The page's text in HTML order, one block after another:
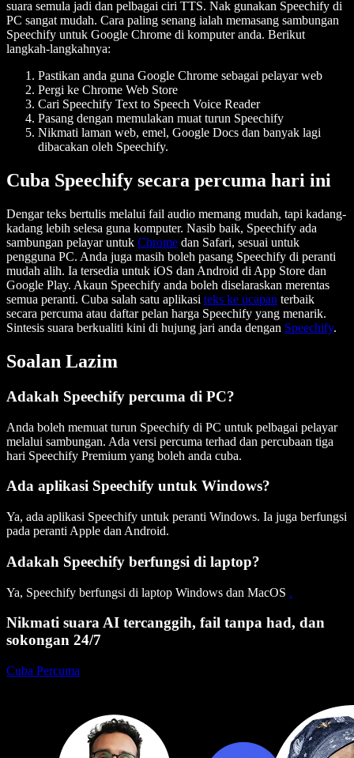
suara semula jadi dan pelbagai ciri TTS. Nak gunakan Speechify di
PC sangat mudah. Cara paling senang ialah memasang sambungan
Speechify untuk Google Chrome di komputer anda. Berikut
langkah-langkahnya:
Pastikan anda guna Google Chrome sebagai pelayar web
Pergi ke Chrome Web Store
Cari Speechify Text to Speech Voice Reader
Pasang dengan memulakan muat turun Speechify
Nikmati laman web, emel, Google Docs dan banyak lagi
dibacakan oleh Speechify.
Cuba Speechify secara percuma hari ini
Dengar teks bertulis melalui fail audio memang mudah, tapi kadang-
kadang lebih selesa guna komputer. Nasib baik, Speechify ada
sambungan pelayar untuk Chrome dan Safari, sesuai untuk
pengguna PC. Anda juga masih boleh pasang Speechify di peranti
mudah alih. Ia tersedia untuk iOS dan Android di App Store dan
Google Play. Akaun Speechify anda boleh diselaraskan merentas
semua peranti. Cuba salah satu aplikasi teks ke ucapan terbaik
secara percuma atau daftar pelan harga Speechify yang menarik.
Sintesis suara berkualiti kini di hujung jari anda dengan Speechify.
Soalan Lazim
Adakah Speechify percuma di PC?
Anda boleh memuat turun Speechify di PC untuk pelbagai pelayar
melalui sambungan. Ada versi percuma terhad dan percubaan tiga
hari Speechify Premium yang boleh anda cuba.
Ada aplikasi Speechify untuk Windows?
Ya, ada aplikasi Speechify untuk peranti Windows. Ia juga berfungsi
pada peranti Apple dan Android.
Adakah Speechify berfungsi di laptop?
Ya, Speechify berfungsi di laptop Windows dan MacOS .
Nikmati suara AI tercanggih, fail tanpa had, dan
sokongan 24/7
Cuba Percuma